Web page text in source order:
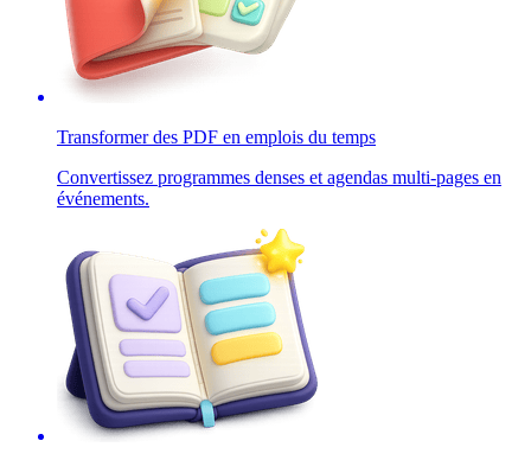
Transformer des PDF en emplois du temps
Convertissez programmes denses et agendas multi-pages en
événements.